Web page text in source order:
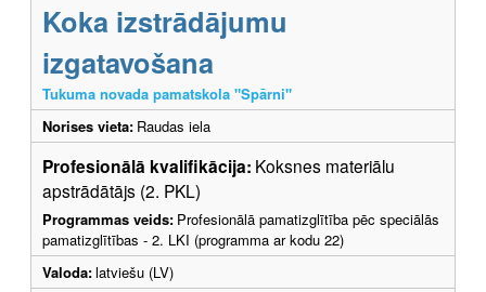
Koka izstrādājumu
izgatavošana
Tukuma novada pamatskola "Spārni"
Norises vieta: Raudas iela
Profesionālā kvalifikācija: Koksnes materiālu
apstrādātājs (2. PKL)
Programmas veids: Profesionālā pamatizglītība pēc speciālās
pamatizglītības - 2. LKI (programma ar kodu 22)
Valoda:latviešu (LV)